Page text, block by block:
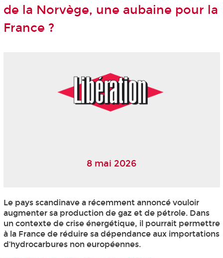
de la Norvège, une aubaine pour la
France ?
8 mai 2026
Le pays scandinave a récemment annoncé vouloir
augmenter sa production de gaz et de pétrole. Dans
un contexte de crise énergétique, il pourrait permettre
à la France de réduire sa dépendance aux importations
d’hydrocarbures non européennes.